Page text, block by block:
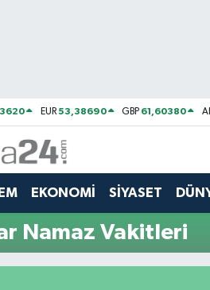
EUR53,38690 GBP 61,60380
EKONOMİ SİYASET
Namaz Vakitleri